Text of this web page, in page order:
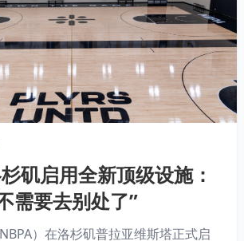
矶启用全新顶级设施：
需要去别处了”
）在洛杉矶普拉亚维斯塔正式启